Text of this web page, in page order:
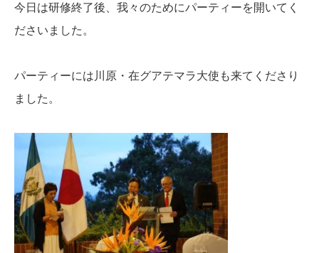
今日は研修終了後、我々のためにパーティーを開いてく
ださいました。
パーティーには川原・在グアテマラ大使も来てくださり
ました。